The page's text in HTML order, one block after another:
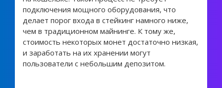
подключения мощного оборудования, что
делает порог входа в стейкинг намного ниже,
чем в традиционном майнинге. К тому же,
стоимость некоторых монет достаточно низкая,
и заработать на их хранении могут
пользователи с небольшим депозитом.